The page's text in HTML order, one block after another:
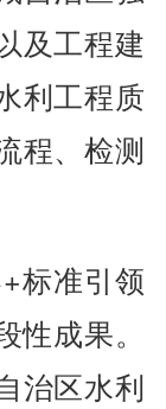
及工程建
利工程质
程、检测
标准引领
成果。
治区水利